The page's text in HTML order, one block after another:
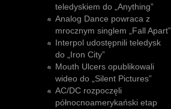
teledyskiem do „Anything”
Analog Dance powraca z
mrocznym singlem „Fall Apart”
Interpol udostępnili teledysk
do „Iron City”
Mouth Ulcers opublikowali
wideo do „Silent Pictures”
AC/DC rozpoczęli
północnoamerykański etap